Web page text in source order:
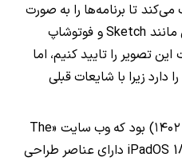
می‌کند تا برنامه‌ها را به صورت
مانند Sketch
و فوتوشاپ
تصویر را تاییدکنیم، اما
را دارد زیرا با شایعاتقبلی
وب
سایت «The
دارایعناصر طراحی